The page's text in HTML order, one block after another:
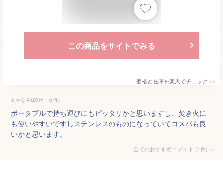
この商品をサイトでみる
価格と在庫を楽天でチェック >>
あやなみ(20代・女性)
ポータブルで持ち運びにもピッタリかと思いますし、焚き火に
も使いやすいですしステンレスのものになっていてコスパも良
いかと思います。
全てのおすすめコメント (1件) >